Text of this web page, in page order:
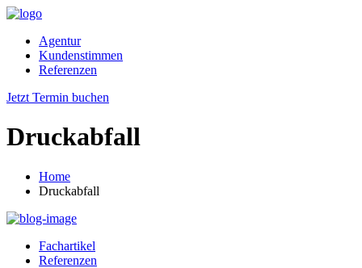
Agentur
Kundenstimmen
Referenzen
Jetzt Termin buchen
Druckabfall
Home
Druckabfall
Fachartikel
Referenzen